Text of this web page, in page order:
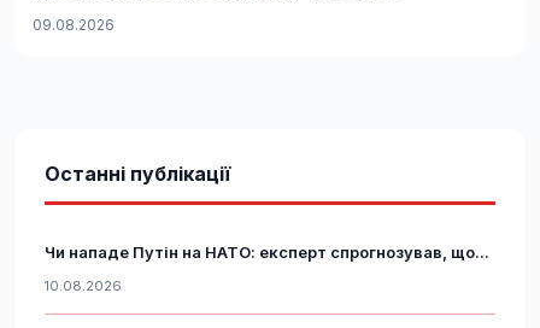
09.08.2026
Останні публікації
Чи нападе Путін на НАТО: експерт спрогнозував, що...
10.08.2026